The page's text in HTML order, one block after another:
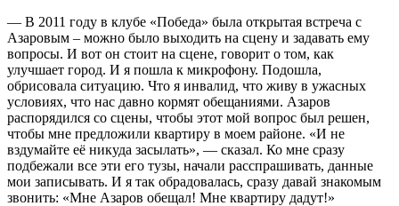
— В 2011 году в клубе «Победа» была открытая встреча с
Азаровым – можно было выходить на сцену и задавать ему
вопросы. И вот он стоит на сцене, говорит о том, как
улучшает город. И я пошла к микрофону. Подошла,
обрисовала ситуацию. Что я инвалид, что живу в ужасных
условиях, что нас давно кормят обещаниями. Азаров
распорядился со сцены, чтобы этот мой вопрос был решен,
чтобы мне предложили квартиру в моем районе. «И не
вздумайте её никуда засылать», — сказал. Ко мне сразу
подбежали все эти его тузы, начали расспрашивать, данные
мои записывать. И я так обрадовалась, сразу давай знакомым
звонить: «Мне Азаров обещал! Мне квартиру дадут!»